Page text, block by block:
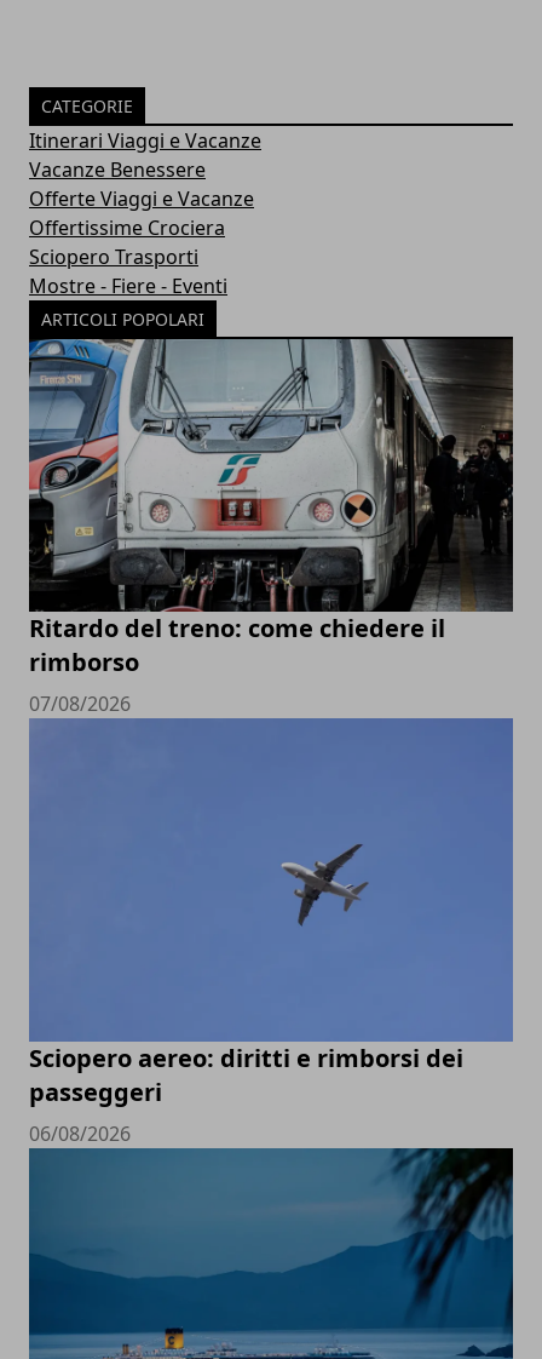
CATEGORIE
Itinerari Viaggi e Vacanze
Vacanze Benessere
Offerte Viaggi e Vacanze
Offertissime Crociera
Sciopero Trasporti
Mostre - Fiere - Eventi
ARTICOLI POPOLARI
Ritardo del treno: come chiedere il
rimborso
07/08/2026
Sciopero aereo: diritti e rimborsi dei
passeggeri
06/08/2026